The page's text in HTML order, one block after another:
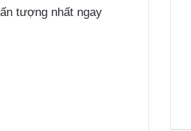
tượng nhất ngay